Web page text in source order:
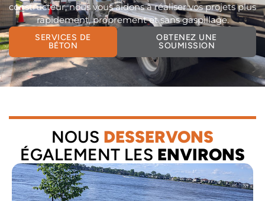
constructeur, nous vous aidons à réaliser vos projets plus
rapidement, proprement et sans gaspillage.
SERVICES DE
BÉTON
OBTENEZ UNE
SOUMISSION
NOUS DESSERVONS
ÉGALEMENT LES ENVIRONS